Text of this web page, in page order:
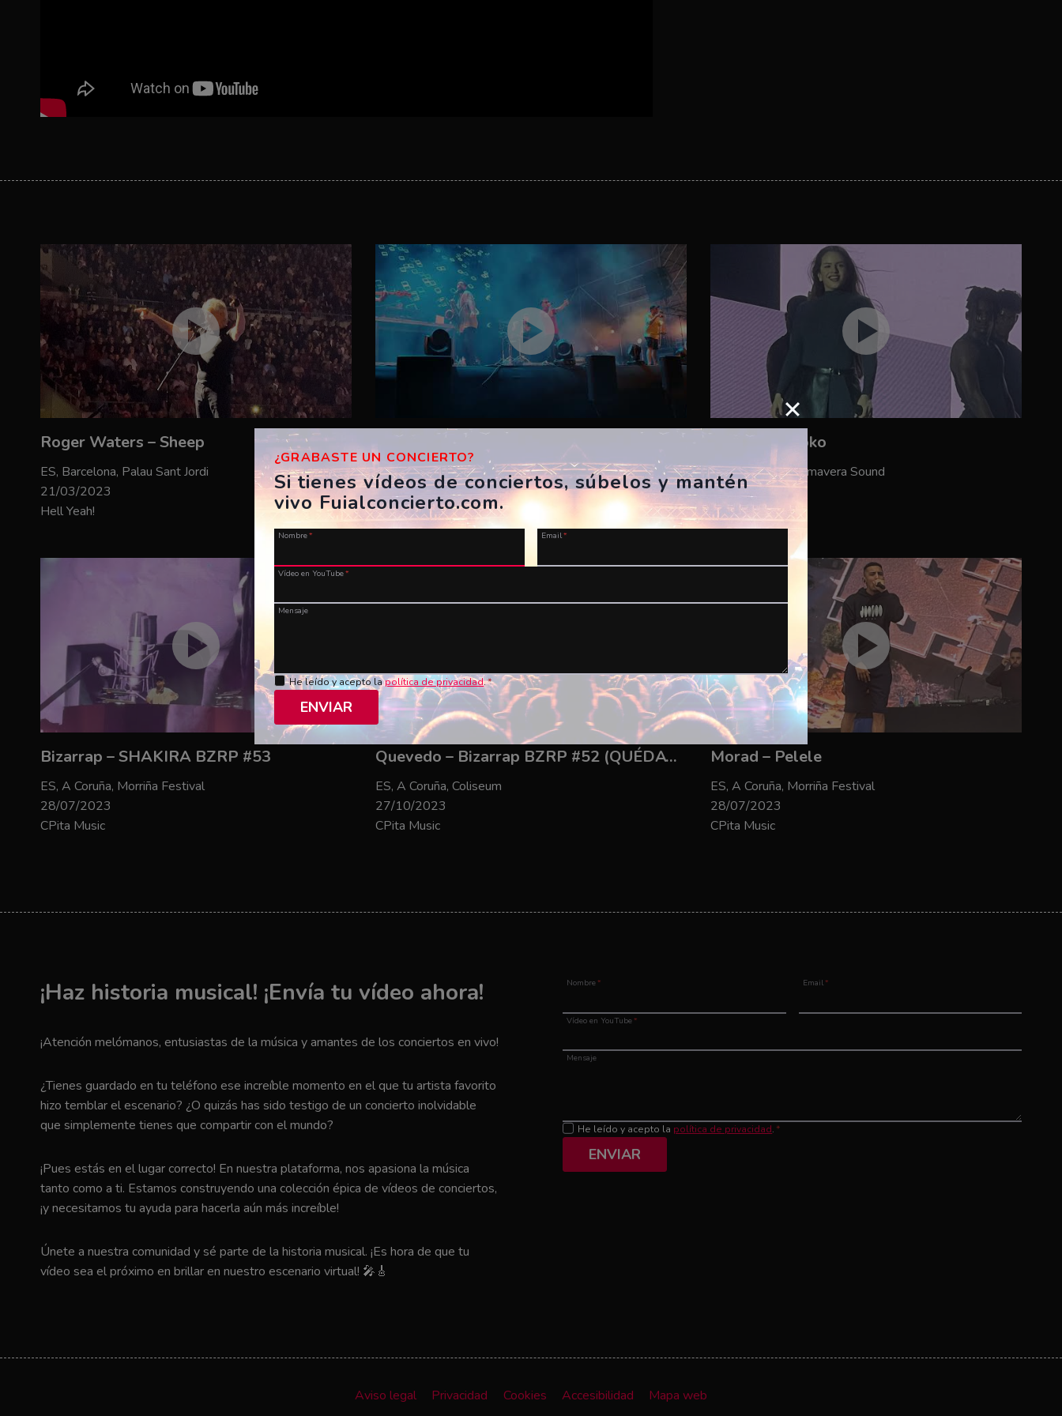
Roger Waters – Sheep
ES, Barcelona, Palau Sant Jordi
21/03/2023
Hell Yeah!
ES, Girona, Festes de Sant Narcís
04/11/2023
invoker917
Rosalía – Saoko
ES, Barcelona, Primavera Sound
02/06/2023
CPita Music
Bizarrap – SHAKIRA BZRP #53
ES, A Coruña, Morriña Festival
28/07/2023
CPita Music
Quevedo – Bizarrap BZRP #52 (QUÉDATE)
ES, A Coruña, Coliseum
27/10/2023
CPita Music
Morad – Pelele
ES, A Coruña, Morriña Festival
28/07/2023
CPita Music
¡Haz historia musical! ¡Envía tu vídeo ahora!
¡Atención melómanos, entusiastas de la música y amantes de los conciertos en vivo!
¿Tienes guardado en tu teléfono ese increíble momento en el que tu artista favorito
hizo temblar el escenario? ¿O quizás has sido testigo de un concierto inolvidable
que simplemente tienes que compartir con el mundo?
¡Pues estás en el lugar correcto! En nuestra plataforma, nos apasiona la música
tanto como a ti. Estamos construyendo una colección épica de vídeos de conciertos,
¡y necesitamos tu ayuda para hacerla aún más increíble!
Únete a nuestra comunidad y sé parte de la historia musical. ¡Es hora de que tu
vídeo sea el próximo en brillar en nuestro escenario virtual! 🎤🎸
Nombre* Email*
Vídeo en YouTube*
Mensaje
He leído y acepto la política de privacidad. *
ENVIAR
Aviso legal Privacidad Cookies Accesibilidad Mapa web
¿GRABASTE UN CONCIERTO?
Si tienes vídeos de conciertos, súbelos y mantén
vivo Fuialconcierto.com.
Nombre* Email*
Vídeo en YouTube*
Mensaje
He leído y acepto lapolítica de privacidad.*
ENVIAR